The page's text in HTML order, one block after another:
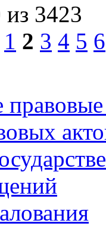
3423
1 2 3 4 5 6